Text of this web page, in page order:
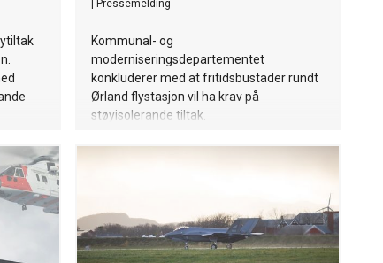
Pressemelding
Kommunal- og
moderniseringsdepartementet
konkluderer med at fritidsbustader rundt
Ørland flystasjon vil ha krav på
støyisolerande tiltak.